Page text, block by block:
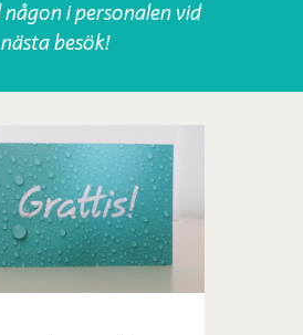
i personalen vid
nästa besök!